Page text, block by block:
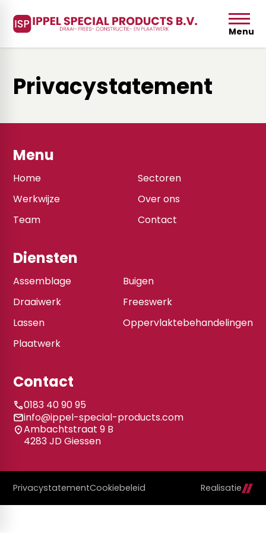
Menu
Privacystatement
Menu
Home
Sectoren
Werkwijze
Over ons
Team
Contact
Diensten
Assemblage
Buigen
Draaiwerk
Freeswerk
Lassen
Oppervlaktebehandelingen
Plaatwerk
Contact
0183 40 90 95
info@ippel-special-products.com
Ambachtstraat 9 B
4283 JD Giessen
PrivacystatementCookiebeleid Realisatie